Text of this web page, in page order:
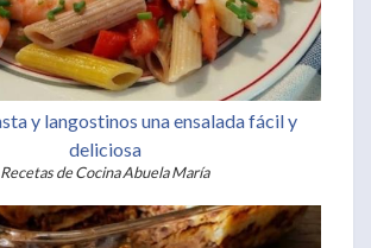
y langostinos una ensalada fácil y
deliciosa
Recetas de Cocina Abuela María